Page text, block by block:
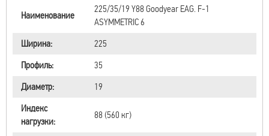
Наименование
225/35/19 Y88 Goodyear EAG. F-1
ASYMMETRIC 6
Ширина:
225
Профиль:
35
Диаметр:
19
Индекс
нагрузки:
88 (560 кг)